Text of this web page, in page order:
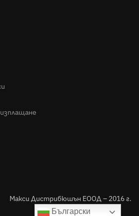
Макси Дистрибюшън ЕООД – 2016 г.
Български